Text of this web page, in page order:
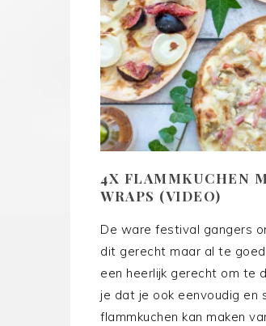
4X FLAMMKUCHEN
WRAPS (VIDEO)
De ware festival gangers
dit gerecht maar al te
een heerlijk gerecht om te
je dat je ook eenvoudig en
flammkuchen kan maken